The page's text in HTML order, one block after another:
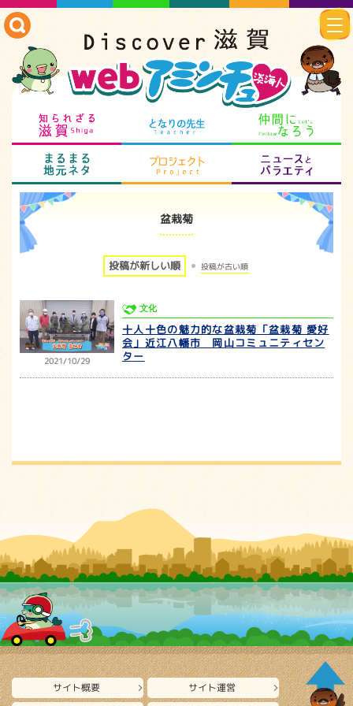
知られざる滋賀 となりの先生
まるまる地元ネタ プロジェクト
盆栽菊
投稿が新しい順 投稿が古い順
2021/10/29
文化
十人十色の魅力的な盆栽菊「盆栽菊 愛好
会」近江八幡市 岡山コミュニティセン
ター
サイト概要
サイト運営